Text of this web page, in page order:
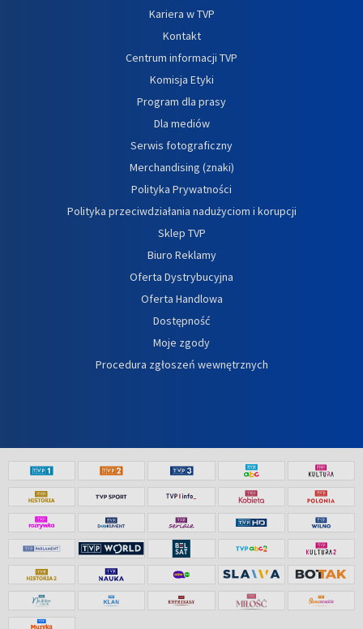
Kariera w TVP
Kontakt
Centrum informacji TVP
Komisja Etyki
Program dla prasy
Dla mediów
Serwis fotograficzny
Merchandising (znaki)
Polityka Prywatności
Polityka przeciwdziałania nadużyciom i korupcji
Sklep TVP
Biuro Reklamy
Oferta Dystrybucyjna
Oferta Handlowa
Dostępność
Moje zgody
Procedura zgłoszeń wewnętrznych